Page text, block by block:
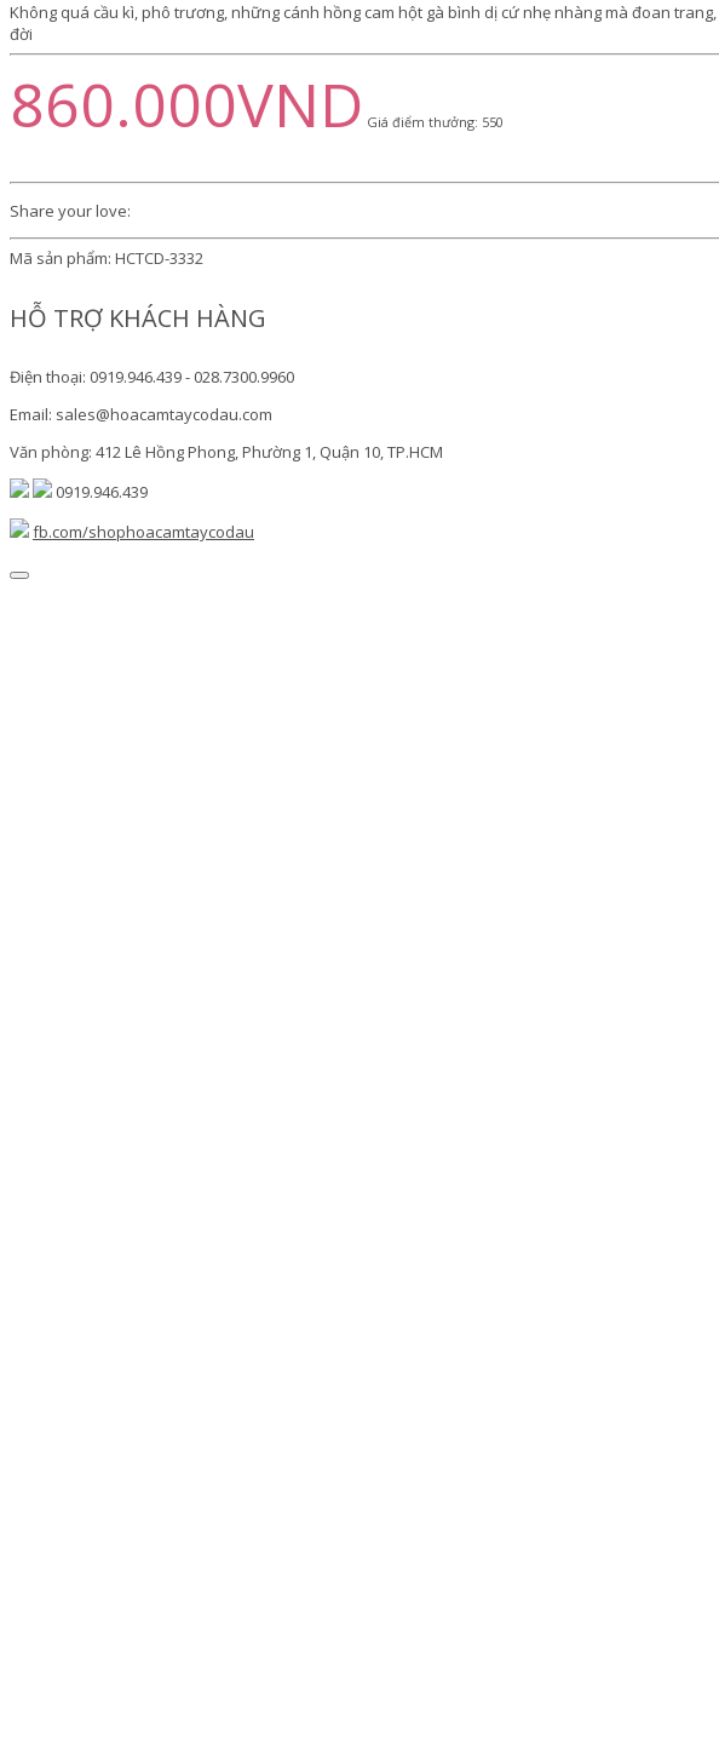
Không quá cầu kì, phô trương, những cánh hồng cam hột gà bình dị cứ nhẹ nhàng mà đoan
đời
860.000VND Giá điểm thưởng: 550
Share your love:
Mã sản phẩm: HCTCD-3332
HỖ TRỢ KHÁCH HÀNG
Điện thoại: 0919.946.439 - 028.7300.9960
Email: sales@hoacamtaycodau.com
Văn phòng: 412 Lê Hồng Phong, Phường 1, Quận 10, TP.HCM
0919.946.439
fb.com/shophoacamtaycodau